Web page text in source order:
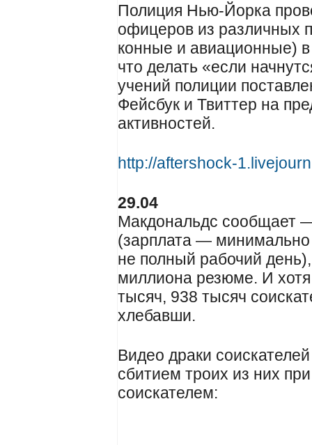
Полиция Нью-Йорка
офицеров из различных
конные и авиационные)
что делать «если
учений полиции
Фейсбук и Твиттер на
активностей.
http://aftershock-
29.04
Макдональдс сообщает
(зарплата —
не полный рабочий
миллиона резюме. И
тысяч, 938 тысяч
хлебавши.
Видео драки
сбитием троих из них
соискателем: